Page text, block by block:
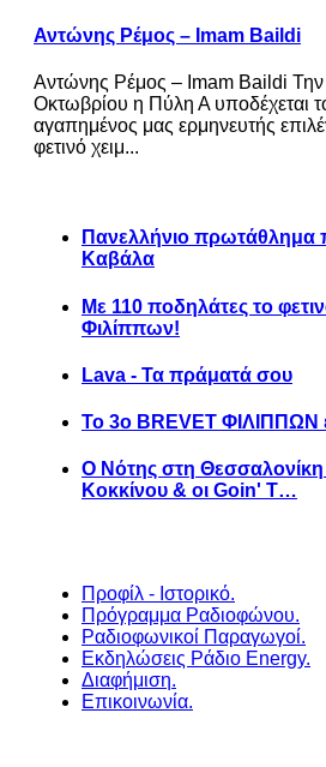
Αντώνης Ρέμος – Imam Baildi
Αντώνης Ρέμος – Imam Baildi
Οκτωβρίου η Πύλη Α υποδέχεται
αγαπημένος μας ερμηνευτής
φετινό χειμ...
Πανελλήνιο πρωτάθλημα
Καβάλα
Με 110 ποδηλάτες το
Φιλίππων!
Lava - Τα πράματά σου
Το 3ο BREVET ΦΙΛΙΠΠΩΝ
Ο Νότης στη
Κοκκίνου & οι Goin' T…
Προφίλ - Ιστορικό.
Πρόγραμμα Ραδιοφώνου.
Ραδιοφωνικοί Παραγωγοί.
Εκδηλώσεις Ράδιο Energy.
Διαφήμιση.
Επικοινωνία.